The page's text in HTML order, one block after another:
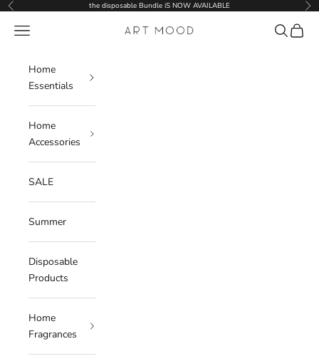
Skip to content
Previous the disposable Bundle iS NOW AVAILABLE
ART MOOD
Navigation menu Search
Cart
Home
Essentials
Home
Accessories
SALE
Summer
Disposable
Products
Home
Fragrances